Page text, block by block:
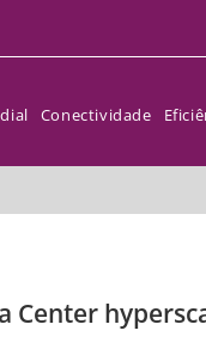
Conectividade
Center